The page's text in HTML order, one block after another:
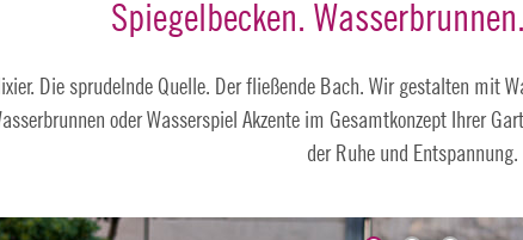
Spiegelbecken.
Die sprudelnde Quelle. Der fließende Bach. Wir gestalten mit
oder Wasserspiel Akzente im Gesamtkonzept Ihrer
der Ruhe und Entspannung.